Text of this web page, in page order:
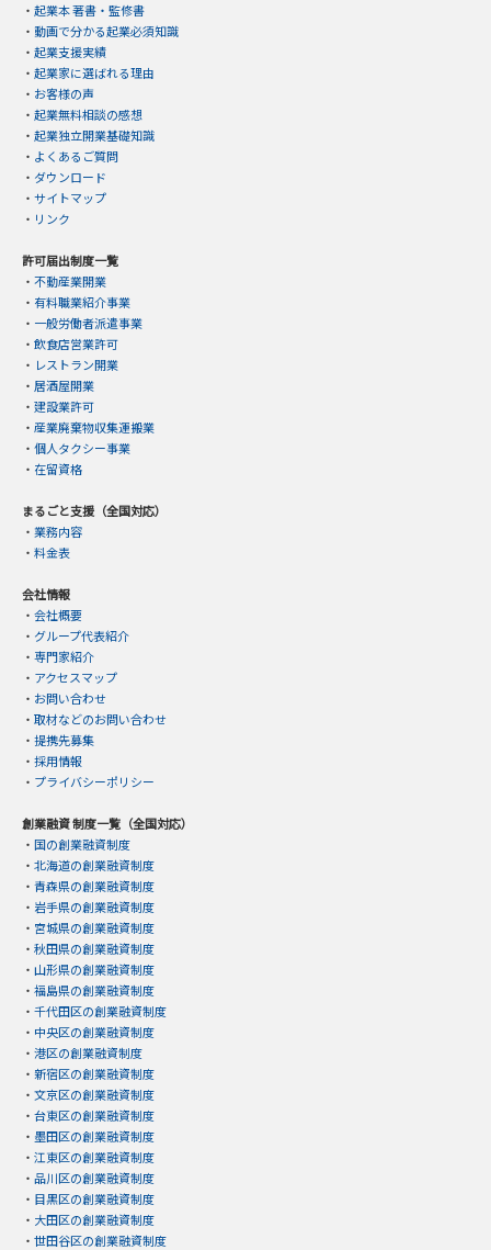
・ 起業本 著書・監修書
・ 動画で分かる起業必須知識
・ 起業支援実績
・ 起業家に選ばれる理由
・ お客様の声
・ 起業無料相談の感想
・ 起業独立開業基礎知識
・ よくあるご質問
・ ダウンロード
・ サイトマップ
・ リンク
許可届出制度一覧
・ 不動産業開業
・ 有料職業紹介事業
・ 一般労働者派遣事業
・ 飲食店営業許可
・ レストラン開業
・ 居酒屋開業
・ 建設業許可
・ 産業廃棄物収集運搬業
・ 個人タクシー事業
・ 在留資格
まるごと支援（全国対応）
・ 業務内容
・ 料金表
会社情報
・ 会社概要
・ グループ代表紹介
・ 専門家紹介
・ アクセスマップ
・ お問い合わせ
・ 取材などのお問い合わせ
・ 提携先募集
・ 採用情報
・ プライバシーポリシー
創業融資 制度一覧（全国対応）
・ 国の創業融資制度
・ 北海道の創業融資制度
・ 青森県の創業融資制度
・ 岩手県の創業融資制度
・ 宮城県の創業融資制度
・ 秋田県の創業融資制度
・ 山形県の創業融資制度
・ 福島県の創業融資制度
・ 千代田区の創業融資制度
・ 中央区の創業融資制度
・ 港区の創業融資制度
・ 新宿区の創業融資制度
・ 文京区の創業融資制度
・ 台東区の創業融資制度
・ 墨田区の創業融資制度
・ 江東区の創業融資制度
・ 品川区の創業融資制度
・ 目黒区の創業融資制度
・ 大田区の創業融資制度
・ 世田谷区の創業融資制度